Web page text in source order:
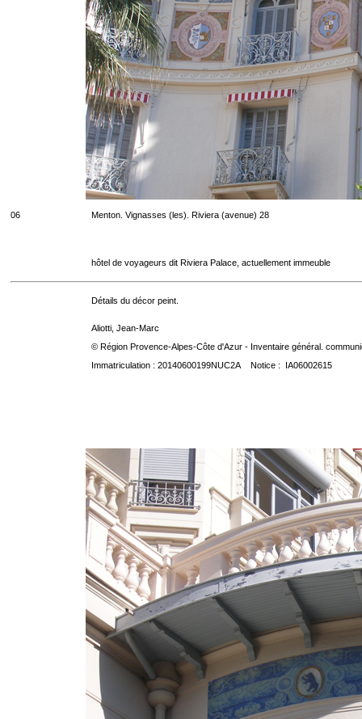
06 Menton. Vignasses (les). Riviera (avenue) 28
hôtel de voyageurs dit Riviera Palace, actuellement immeuble
Détails du décor peint.
Aliotti, Jean-Marc
© Région Provence-Alpes-Côte d'Azur - Inventaire général.
Immatriculation : 20140600199NUC2A Notice : IA06002615